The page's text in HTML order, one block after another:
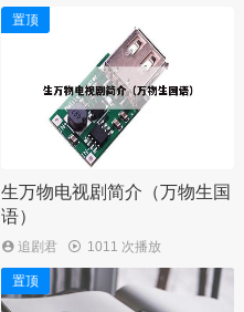
置顶
生万物电视剧简介（万物生国
语）
追剧君 1011 次播放
置顶